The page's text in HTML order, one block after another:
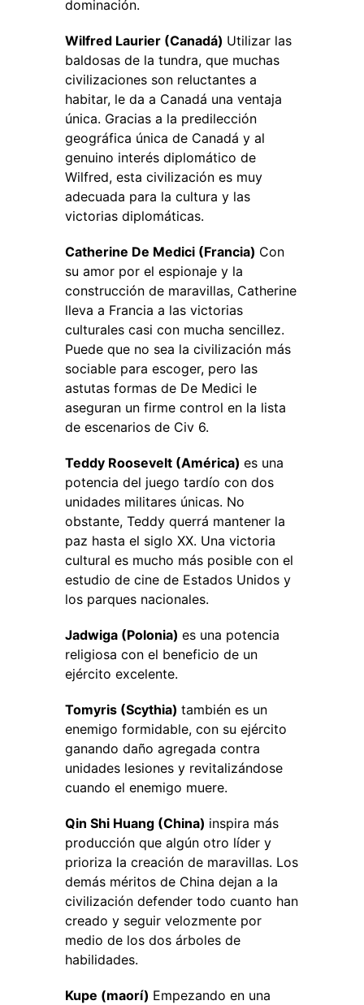
dominación.
Wilfred Laurier (Canadá) Utilizar las
baldosas de la tundra, que muchas
civilizaciones son reluctantes a
habitar, le da a Canadá una ventaja
única. Gracias a la predilección
geográfica única de Canadá y al
genuino interés diplomático de
Wilfred, esta civilización es muy
adecuada para la cultura y las
victorias diplomáticas.
Catherine De Medici (Francia) Con
su amor por el espionaje y la
construcción de maravillas, Catherine
lleva a Francia a las victorias
culturales casi con mucha sencillez.
Puede que no sea la civilización más
sociable para escoger, pero las
astutas formas de De Medici le
aseguran un firme control en la lista
de escenarios de Civ 6.
Teddy Roosevelt (América) es una
potencia del juego tardío con dos
unidades militares únicas. No
obstante, Teddy querrá mantener la
paz hasta el siglo XX. Una victoria
cultural es mucho más posible con el
estudio de cine de Estados Unidos y
los parques nacionales.
Jadwiga (Polonia) es una potencia
religiosa con el beneficio de un
ejército excelente.
Tomyris (Scythia) también es un
enemigo formidable, con su ejército
ganando daño agregada contra
unidades lesiones y revitalizándose
cuando el enemigo muere.
Qin Shi Huang (China) inspira más
producción que algún otro líder y
prioriza la creación de maravillas. Los
demás méritos de China dejan a la
civilización defender todo cuanto han
creado y seguir velozmente por
medio de los dos árboles de
habilidades.
Kupe (maorí) Empezando en una